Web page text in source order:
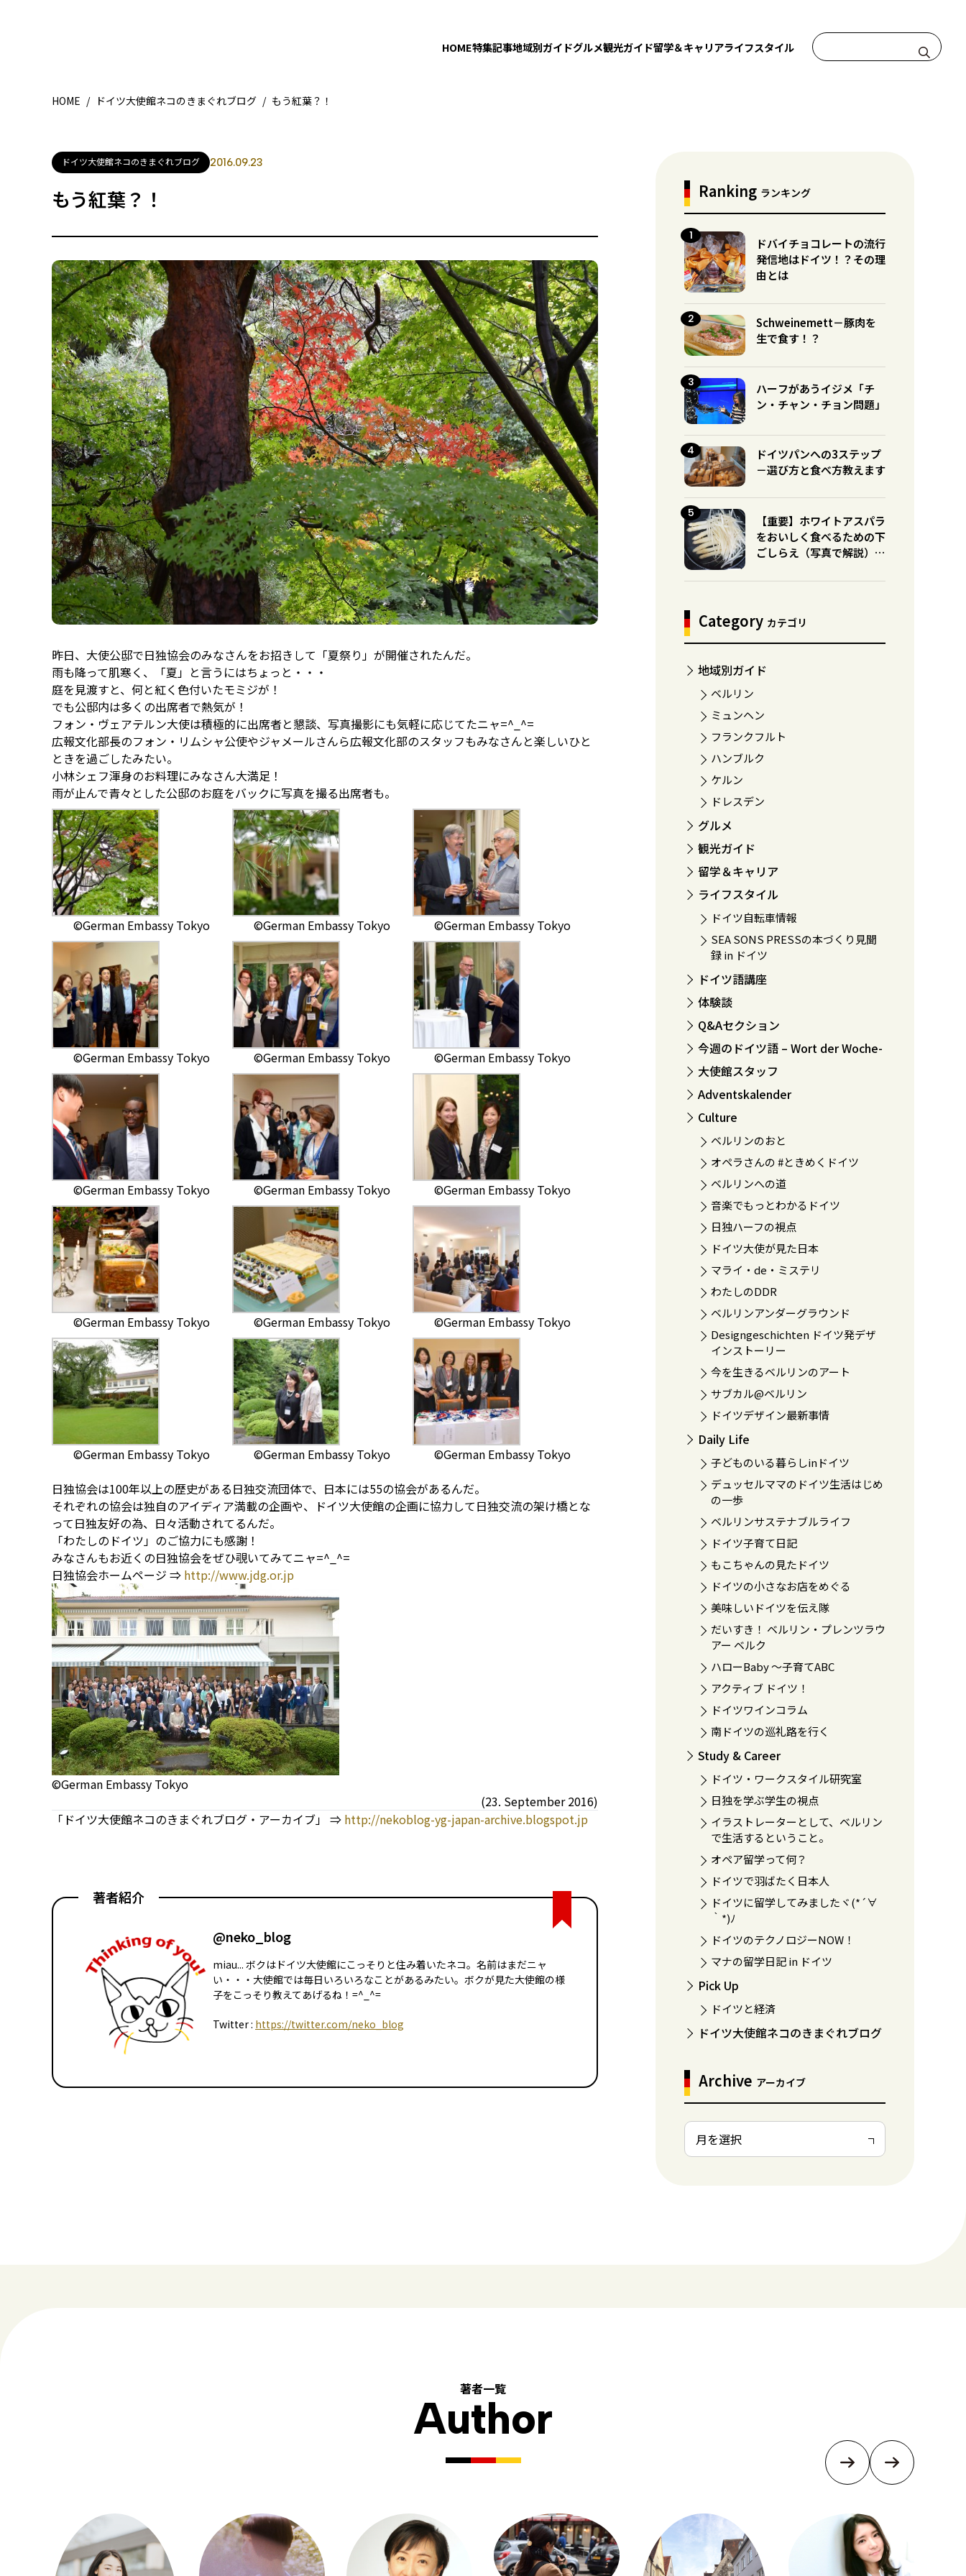
HOME特集記事地域別ガイドグルメ観光ガイド留学＆キャリアライフスタイル
HOME / ドイツ大使館ネコのきまぐれブログ / もう紅葉？！
ドイツ大使館ネコのきまぐれブログ 2016.09.23
もう紅葉？！
昨日、大使公邸で日独協会のみなさんをお招きして「夏祭り」が開催されたんだ。
雨も降って肌寒く、「夏」と言うにはちょっと・・・
庭を見渡すと、何と紅く色付いたモミジが！
でも公邸内は多くの出席者で熱気が！
フォン・ヴェアテルン大使は積極的に出席者と懇談、写真撮影にも気軽に応じてたニャ=^_^=
広報文化部長のフォン・リムシャ公使やジャメールさんら広報文化部のスタッフもみなさんと楽しいひと
ときを過ごしたみたい。
小林シェフ渾身のお料理にみなさん大満足！
雨が止んで青々とした公邸のお庭をバックに写真を撮る出席者も。
©German Embassy Tokyo ©German Embassy Tokyo ©German Embassy Tokyo
©German Embassy Tokyo ©German Embassy Tokyo ©German Embassy Tokyo
©German Embassy Tokyo ©German Embassy Tokyo ©German Embassy Tokyo
©German Embassy Tokyo ©German Embassy Tokyo ©German Embassy Tokyo
©German Embassy Tokyo ©German Embassy Tokyo
©German Embassy Tokyo
日独協会は100年以上の歴史がある日独交流団体で、日本には55の協会があるんだ。
それぞれの協会は独自のアイディア満載の企画や、ドイツ大使館の企画に協力して日独交流の架け橋とな
って日独友好の為、日々活動されてるんだ。
「わたしのドイツ」のご協力にも感謝！
みなさんもお近くの日独協会をぜひ覗いてみてニャ=^_^=
日独協会ホームページ ⇒ http://www.jdg.or.jp
©German Embassy Tokyo
(23. September 2016)
「ドイツ大使館ネコのきまぐれブログ・アーカイブ」 ⇒ http://nekoblog-yg-japan-archive.blogspot.jp
著者紹介
@neko_blog
miau... ボクはドイツ大使館にこっそりと住み着いたネコ。名前はまだニャ
い・・・大使館では毎日いろいろなことがあるみたい。ボクが見た大使館の様
子をこっそり教えてあげるね！=^_^=
Twitter : https://twitter.com/neko_blog
Ranking ランキング
ドバイチョコレートの流行
発信地はドイツ！？その理
由とは
Schweinemett－豚肉を
生で食す！？
ハーフがあうイジメ「チ
ン・チャン・チョン問題」
ドイツパンへの3ステップ
－選び方と食べ方教えます
【重要】ホワイトアスパラ
をおいしく食べるための下
ごしらえ（写真で解説）※
Category カテゴリ
地域別ガイド
ベルリン
ミュンヘン
フランクフルト
ハンブルク
ケルン
ドレスデン
グルメ
観光ガイド
留学＆キャリア
ライフスタイル
ドイツ自転車情報
SEA SONS PRESSの本づくり見聞
録 in ドイツ
ドイツ語講座
体験談
Q&Aセクション
今週のドイツ語 – Wort der Woche-
大使館スタッフ
Adventskalender
Culture
ベルリンのおと
オペラさんの #ときめくドイツ
ベルリンへの道
音楽でもっとわかるドイツ
日独ハーフの視点
ドイツ大使が見た日本
マライ・de・ミステリ
わたしのDDR
ベルリンアンダーグラウンド
Designgeschichten ドイツ発デザ
インストーリー
今を生きるベルリンのアート
サブカル@ベルリン
ドイツデザイン最新事情
Daily Life
子どものいる暮らしinドイツ
デュッセルママのドイツ生活はじめ
の一歩
ベルリンサステナブルライフ
ドイツ子育て日記
もこちゃんの見たドイツ
ドイツの小さなお店をめぐる
美味しいドイツを伝え隊
だいすき！ ベルリン・プレンツラウ
アー ベルク
ハローBaby 〜子育てABC
アクティブ ドイツ！
ドイツワインコラム
南ドイツの巡礼路を行く
Study & Career
ドイツ・ワークスタイル研究室
日独を学ぶ学生の視点
イラストレーターとして、ベルリン
で生活するということ。
オペア留学って何？
ドイツで羽ばたく日本人
ドイツに留学してみましたヾ(*´∀
｀*)ﾉ
ドイツのテクノロジーNOW！
マナの留学日記 in ドイツ
Pick Up
ドイツと経済
ドイツ大使館ネコのきまぐれブログ
Archive アーカイブ
著者一覧
Author